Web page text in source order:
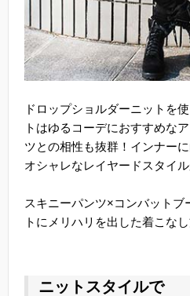
ドロップショルダーニットを
トはゆるコーデにおすすめな
ツとの相性も抜群！インナー
オシャレなレイヤードスタイル
スキニーパンツ×コンバットブ
トにメリハリを出した着こなし
ニットスタイルで